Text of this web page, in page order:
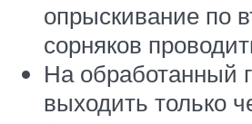
опрыскивание по
сорняков
На обработанный
выходить только